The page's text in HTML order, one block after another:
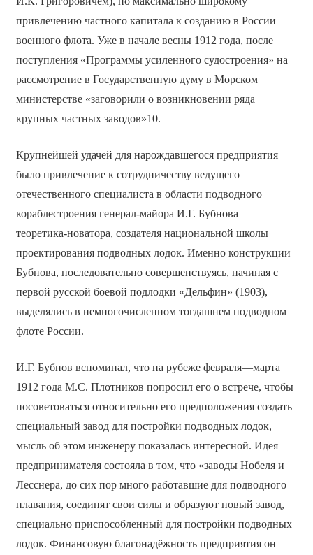
привлечению частного капитала к созданию в России
военного флота. Уже в начале весны 1912 года, после
поступления «Программы усиленного судостроения» на
рассмотрение в Государственную думу в Морском
министерстве «заговорили о возникновении ряда
крупных частных заводов»10.
Крупнейшей удачей для нарождавшегося предприятия
было привлечение к сотрудничеству ведущего
отечественного специалиста в области подводного
кораблестроения генерал-майора И.Г. Бубнова —
теоретика-новатора, создателя национальной школы
проектирования подводных лодок. Именно конструкции
Бубнова, последовательно совершенствуясь, начиная с
первой русской боевой подлодки «Дельфин» (1903),
выделялись в немногочисленном тогдашнем подводном
флоте России.
И.Г. Бубнов вспоминал, что на рубеже февраля—марта
1912 года М.С. Плотников попросил его о встрече, чтобы
посоветоваться относительно его предположения создать
специальный завод для постройки подводных лодок,
мысль об этом инженеру показалась интересной. Идея
предпринимателя состояла в том, что «заводы Нобеля и
Лесснера, до сих пор много работавшие для подводного
плавания, соединят свои силы и образуют новый завод,
специально приспособленный для постройки подводных
лодок. Финансовую благонадёжность предприятия он